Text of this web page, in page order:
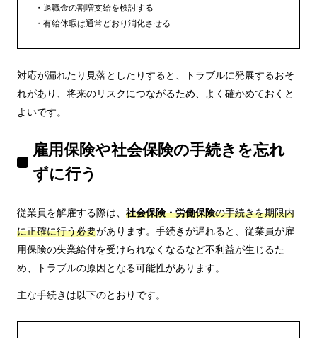
退職金の割増支給を検討する
有給休暇は通常どおり消化させる
対応が漏れたり見落としたりすると、トラブルに発展するおそ
れがあり、将来のリスクにつながるため、よく確かめておくと
よいです。
雇用保険や社会保険の手続きを忘れ
ずに行う
従業員を解雇する際は、 社会保険・労働保険の手続きを期限内
に正確に行う必要があります。手続きが遅れると、従業員が雇
用保険の失業給付を受けられなくなるなど不利益が生じるた
め、トラブルの原因となる可能性があります。
主な手続きは以下のとおりです。